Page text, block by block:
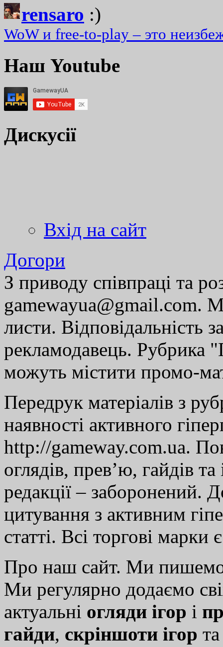
rensaro :)
WoW и free-to-play – это
Наш Youtube
Дискусії
Вхід на сайт
Догори
З приводу співпраці та
gamewayua@gmail.com.
листи. Відповідальність
рекламодавець. Рубрика
можуть містити промо-
Передрук матеріалів з
наявності активного
http://gameway.com.ua.
оглядів, прев’ю, гайдів
редакції – заборонений.
цитування з активним
статті. Всі торгові марки
Про наш сайт. Ми
Ми регулярно додаємо
актуальні огляди ігор і
гайди, скріншоти ігор